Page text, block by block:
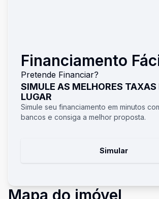
Financiamento
Pretende Financiar?
SIMULE AS MELHORES TAXAS
LUGAR
Simule seu financiamento em minutos
bancos e consiga a melhor proposta.
Simular
Mapa do imóvel